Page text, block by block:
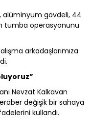
alüminyum gövdeli, 44
tumba operasyonunu
arkadaşlarımıza
Nevzat Kalkavan
değişik bir sahaya
kullandı.